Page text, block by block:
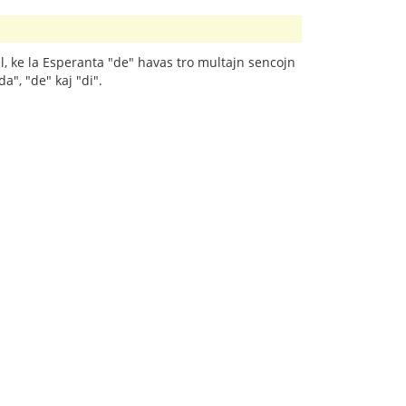
ke la Esperanta "de" havas tro multajn sencojn
"de" kaj "di".